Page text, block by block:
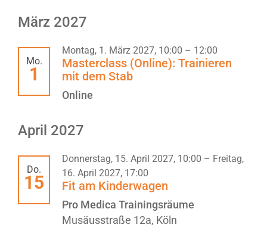
März 2027
Mo.
1
Masterclass (Online): Trainieren
mit dem Stab
Montag, 1. März 2027, 10:00 – 12:00
Online
April 2027
Do.
15 Fit am Kinderwagen
Donnerstag, 15. April 2027, 10:00 – Freitag,
16. April 2027, 17:00
Pro Medica Trainingsräume
Musäusstraße 12a, Köln